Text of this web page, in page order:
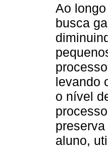
Ao
busca
levando
o nível
aluno,